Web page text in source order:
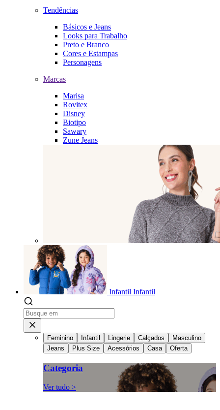
Tendências
Básicos e Jeans
Looks para Trabalho
Preto e Branco
Cores e Estampas
Personagens
Marcas
Marisa
Rovitex
Disney
Biotipo
Sawary
Zune Jeans
Infantil Infantil
Feminino Infantil Lingerie Calçados
Masculino
Jeans
Plus Size Acessórios Casa Oferta
Categoria
Ver tudo >